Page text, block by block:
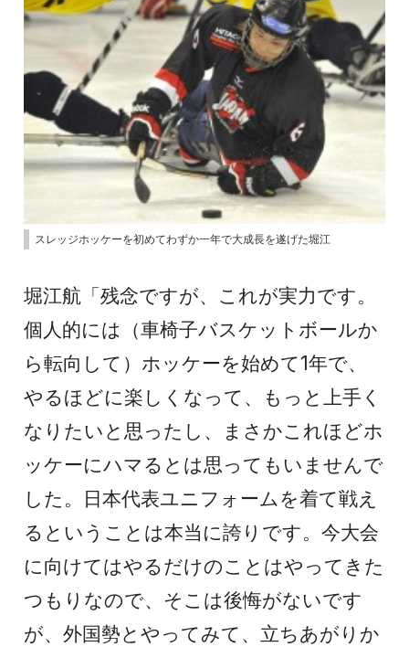
スレッジホッケーを初めてわずか一年で大成長を遂げた堀江
堀江航「残念ですが、これが実力です。
個人的には（車椅子バスケットボールか
ら転向して）ホッケーを始めて1年で、
やるほどに楽しくなって、もっと上手く
なりたいと思ったし、まさかこれほどホ
ッケーにハマるとは思ってもいませんで
した。日本代表ユニフォームを着て戦え
るということは本当に誇りです。今大会
に向けてはやるだけのことはやってきた
つもりなので、そこは後悔がないです
が、外国勢とやってみて、立ちあがりか